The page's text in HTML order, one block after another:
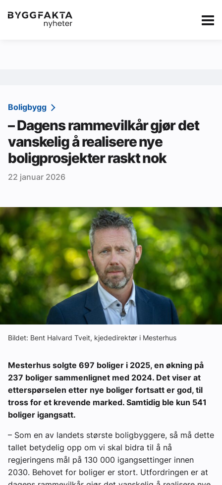
Kategorier Jobbmarkedet Annonsere i
Redaksjonen
Om Byggfakta
Annonsere
Abonnere
Tips oss
Ledige stillinger
eBlad
Aktivitetskalender
Bransjekommentar
Aktuelle prosjekter
Boligbygg
– Dagens rammevilkår gjør det
vanskelig å realisere nye
boligprosjekter raskt nok
22 januar 2026
Bildet: Bent Halvard Tveit, kjededirektør i Mesterhus
Mesterhus solgte 697 boliger i 2025, en økning på
237 boliger sammenlignet med 2024. Det viser at
etterspørselen etter nye boliger fortsatt er god, til
tross for et krevende marked. Samtidig ble kun 541
boliger igangsatt.
– Som en av landets største boligbyggere, så må dette
tallet betydelig opp om vi skal bidra til å nå
regjeringens mål på 130 000 igangsettinger innen
2030. Behovet for boliger er stort. Utfordringen er at